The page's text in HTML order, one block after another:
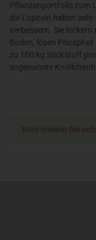
Pflanzenportfolio zum
die Lupinen haben
verbessern. Sie
Boden, lösen
zu 100 kg Stickstoff
sogenannte
x
Bitte melden Sie